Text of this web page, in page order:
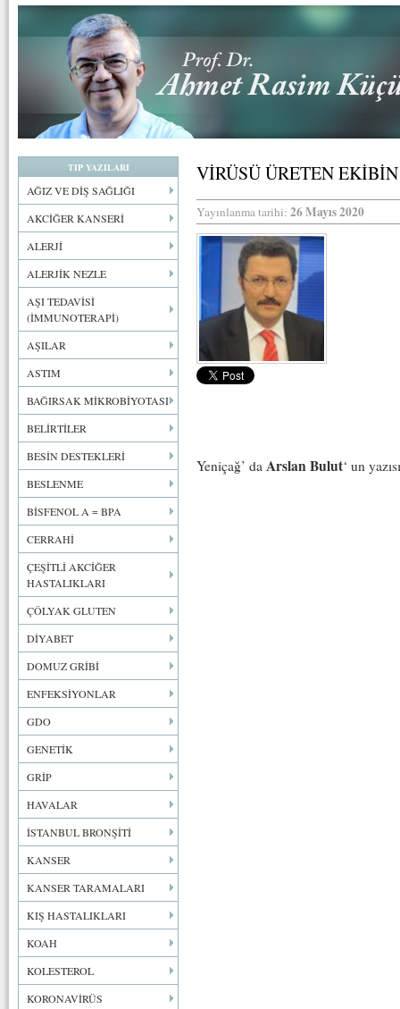
TIP YAZILARI
AĞIZ VE DİŞ SAĞLIĞI
AKCİĞER KANSERİ
ALERJİ
ALERJİK NEZLE
AŞI TEDAVİSİ
(İMMUNOTERAPİ)
AŞILAR
ASTIM
BAĞIRSAK MİKROBİYOTASI
BELİRTİLER
BESİN DESTEKLERİ
BESLENME
BİSFENOL A = BPA
CERRAHİ
ÇEŞİTLİ AKCİĞER
HASTALIKLARI
ÇÖLYAK GLUTEN
DİYABET
DOMUZ GRİBİ
ENFEKSİYONLAR
GDO
GENETİK
GRİP
HAVALAR
İSTANBUL BRONŞİTİ
KANSER
KANSER TARAMALARI
KIŞ HASTALIKLARI
KOAH
KOLESTEROL
KORONAVİRÜS
VİRÜSÜ ÜRETEN
Yayınlanma tarihi: 26 Mayıs 2020
Yeniçağ’ da Arslan Bulut‘ un